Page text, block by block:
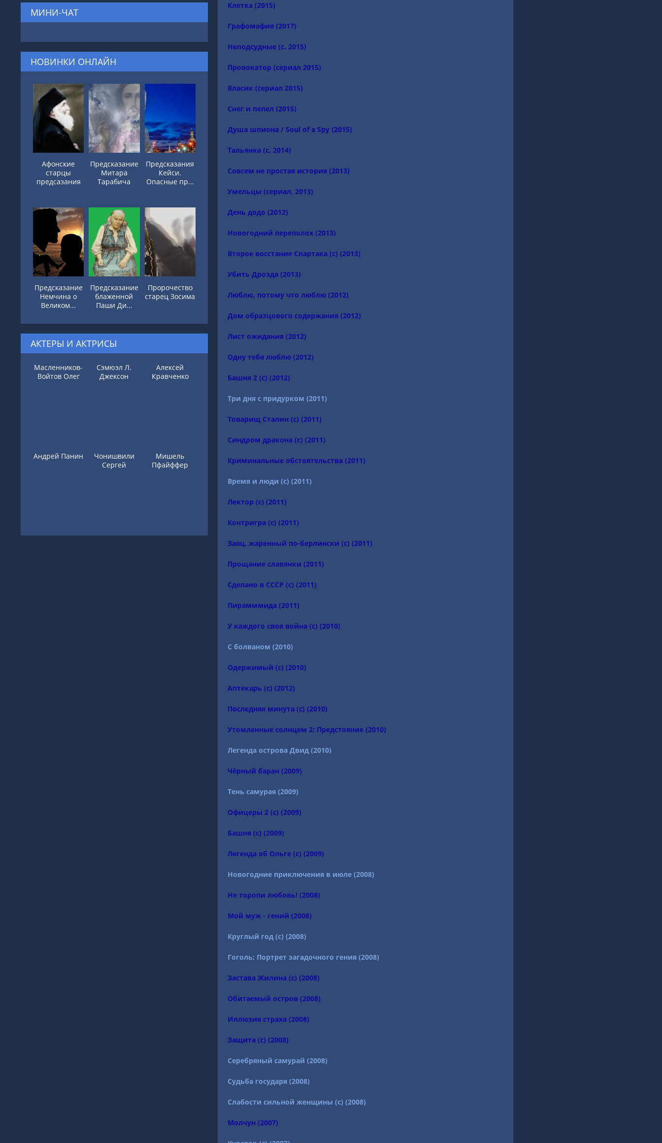
МИНИ-ЧАТ
НОВИНКИ ОНЛАЙН
Афонские
старцы
предсазания
Предсказание
Митара
Тарабича
Предсказания
Кейси.
Опасные пр...
Предсказание
Немчина о
Великом...
Предсказание
блаженной
Паши Ди...
Пророчество
старец Зосима
АКТЕРЫ И АКТРИСЫ
Масленников-
Войтов Олег
Сэмюэл Л.
Джексон
Алексей
Кравченко
Андрей Панин
Чонишвили
Сергей
Мишель
Пфайффер
Клетка (2015)
Графомафия (2017)
Неподсудные (с. 2015)
Провокатор (сериал 2015)
Власик (сериал 2015)
Снег и пепел (2015)
Душа шпиона / Soul of a Spy (2015)
Тальянка (с. 2014)
Совсем не простая история (2013)
Умельцы (сериал, 2013)
День додо (2012)
Новогодний переполох (2013)
Второе восстание Спартака (с) (2013)
Убить Дрозда (2013)
Люблю, потому что люблю (2012)
Дом образцового содержания (2012)
Лист ожидания (2012)
Одну тебя люблю (2012)
Башня 2 (с) (2012)
Три дня с придурком (2011)
Товарищ Сталин (с) (2011)
Синдром дракона (с) (2011)
Криминальные обстоятельства (2011)
Время и люди (с) (2011)
Лектор (с) (2011)
Контригра (с) (2011)
Заяц, жаренный по-берлински (с) (2011)
Прощание славянки (2011)
Сделано в СССР (с) (2011)
Пирамммида (2011)
У каждого своя война (с) (2010)
С болваном (2010)
Одержимый (с) (2010)
Аптекарь (с) (2012)
Последняя минута (с) (2010)
Утомленные солнцем 2: Предстояние (2010)
Легенда острова Двид (2010)
Чёрный баран (2009)
Тень самурая (2009)
Офицеры 2 (с) (2009)
Башня (с) (2009)
Легенда об Ольге (с) (2009)
Новогодние приключения в июле (2008)
Не торопи любовь! (2008)
Мой муж - гений (2008)
Круглый год (с) (2008)
Гоголь: Портрет загадочного гения (2008)
Застава Жилина (с) (2008)
Обитаемый остров (2008)
Иллюзия страха (2008)
Защита (с) (2008)
Серебряный самурай (2008)
Судьба государя (2008)
Слабости сильной женщины (с) (2008)
Молчун (2007)